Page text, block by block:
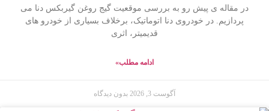
در مقاله ی پیش رو به بررسی موقعیت گیج روغن گیربکس دنا می
پردازیم. در خودروی دنا اتوماتیک، برخلاف بسیاری از خودرو های
قدیمیتر، اثری
ادامه مطلب»
آگوست 3, 2026 بدون دیدگاه